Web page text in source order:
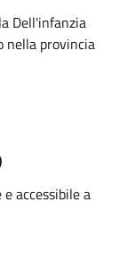
Dell'infanzia
nella provincia
accessibile a